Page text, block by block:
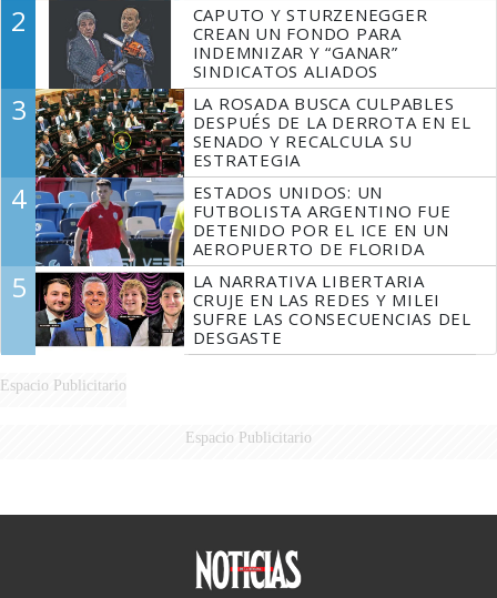
2
CAPUTO Y STURZENEGGER
CREAN UN FONDO PARA
INDEMNIZAR Y “GANAR”
SINDICATOS ALIADOS
3
LA ROSADA BUSCA CULPABLES
DESPUÉS DE LA DERROTA EN EL
SENADO Y RECALCULA SU
ESTRATEGIA
4
ESTADOS UNIDOS: UN
FUTBOLISTA ARGENTINO FUE
DETENIDO POR EL ICE EN UN
AEROPUERTO DE FLORIDA
5
LA NARRATIVA LIBERTARIA
CRUJE EN LAS REDES Y MILEI
SUFRE LAS CONSECUENCIAS DEL
DESGASTE
Espacio Publicitario
Espacio Publicitario